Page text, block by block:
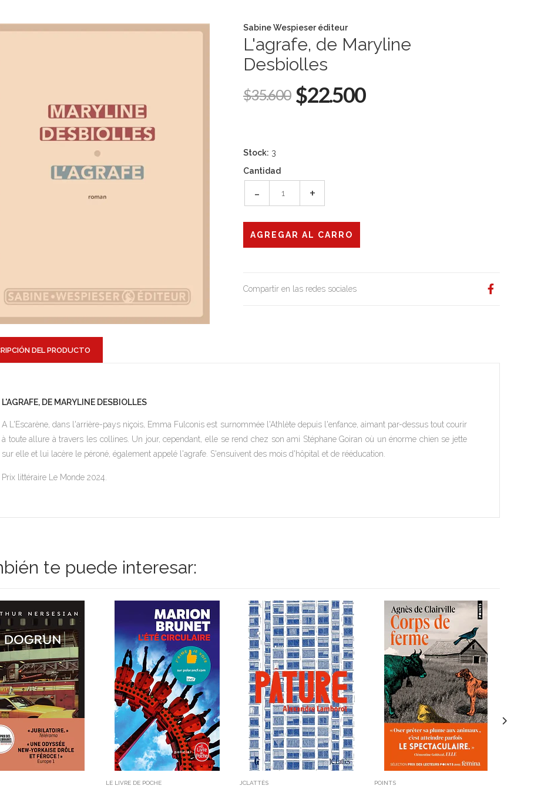
Sabine Wespieser éditeur
L'agrafe, de Maryline
Desbiolles
$35.600 $22.500
Stock: 3
Cantidad
- +
Compartir en las redes sociales
DEL PRODUCTO
L'AGRAFE, DE MARYLINE DESBIOLLES
A L'Escarène, dans l'arrière-pays niçois, Emma Fulconis est surnommée l'Athlète depuis l'enfance, aimant par-dessus tout courir
à toute allure à travers les collines. Un jour, cependant, elle se rend chez son ami Stéphane Goiran où un énorme chien se jette
sur elle et lui lacère le péroné, également appelé l'agrafe. S'ensuivent des mois d'hôpital et de rééducation.
Prix littéraire Le Monde 2024.
te puede interesar:
LE LIVRE DE POCHE JCLATTÈS POINTS